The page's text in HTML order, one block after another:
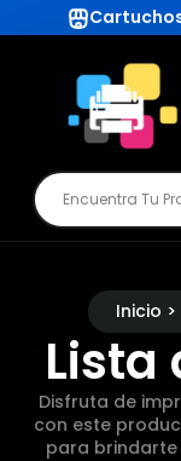
Inicio
Lista
Disfruta de
con este
para